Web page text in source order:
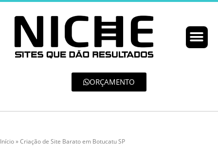
ORÇAMENTO
Início»Criação de Site Barato em Botucatu SP